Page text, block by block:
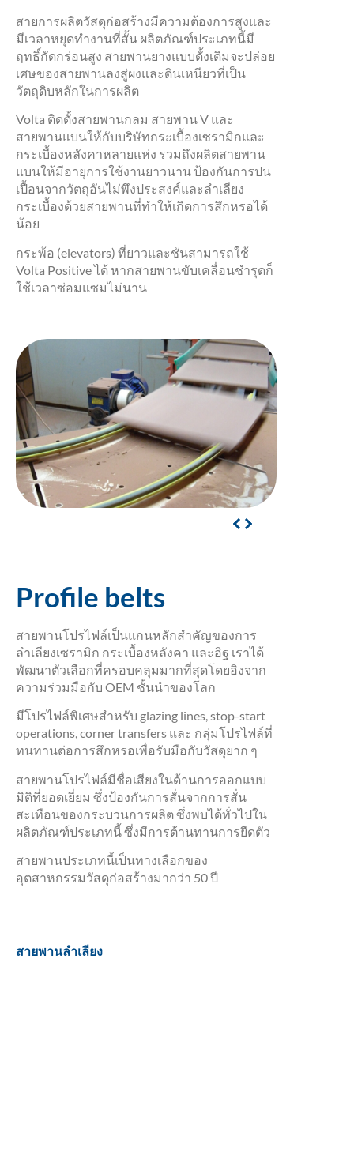
สายการผลิตวัสดุก่อสร้างมีความต้องการสูงและ
มีเวลาหยุดทำงานที่สั้น ผลิตภัณฑ์ประเภทนี้มี
ฤทธิ์กัดกร่อนสูง สายพานยางแบบดั้งเดิมจะปล่อย
เศษของสายพานลงสู่ผงและดินเหนียวที่เป็น
วัตถุดิบหลักในการผลิต
Volta ติดตั้งสายพานกลม สายพาน V และ
สายพานแบนให้กับบริษัทกระเบื้องเซรามิกและ
กระเบื้องหลังคาหลายแห่ง รวมถึงผลิตสายพาน
แบนให้มีอายุการใช้งานยาวนาน ป้องกันการปน
เปื้อนจากวัตถุอันไม่พึงประสงค์และลำเลียง
กระเบื้องด้วยสายพานที่ทำให้เกิดการสึกหรอได้
น้อย
กระพ้อ (elevators) ที่ยาวและชันสามารถใช้
Volta Positive ได้ หากสายพานขับเคลื่อนชำรุดก็
ใช้เวลาซ่อมแซมไม่นาน
Profile belts
สายพานโปรไฟล์เป็นแกนหลักสำคัญของการ
ลำเลียงเซรามิก กระเบื้องหลังคา และอิฐ เราได้
พัฒนาตัวเลือกที่ครอบคลุมมากที่สุดโดยอิงจาก
ความร่วมมือกับ OEM ชั้นนำของโลก
มีโปรไฟล์พิเศษสำหรับ glazing lines, stop-start
operations, corner transfers และ กลุ่มโปรไฟล์ที่
ทนทานต่อการสึกหรอเพื่อรับมือกับวัสดุยาก ๆ
สายพานโปรไฟล์มีชื่อเสียงในด้านการออกแบบ
มิติที่ยอดเยี่ยม ซึ่งป้องกันการสั่นจากการสั่น
สะเทือนของกระบวนการผลิต ซึ่งพบได้ทั่วไปใน
ผลิตภัณฑ์ประเภทนี้ ซึ่งมีการต้านทานการยืดตัว
สายพานประเภทนี้เป็นทางเลือกของ
อุตสาหกรรมวัสดุก่อสร้างมากว่า 50 ปี
สายพานลำเลียง